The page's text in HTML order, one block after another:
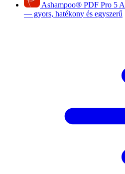
Ashampoo® PDF Pro 5
— gyors, hatékony és egyszerű